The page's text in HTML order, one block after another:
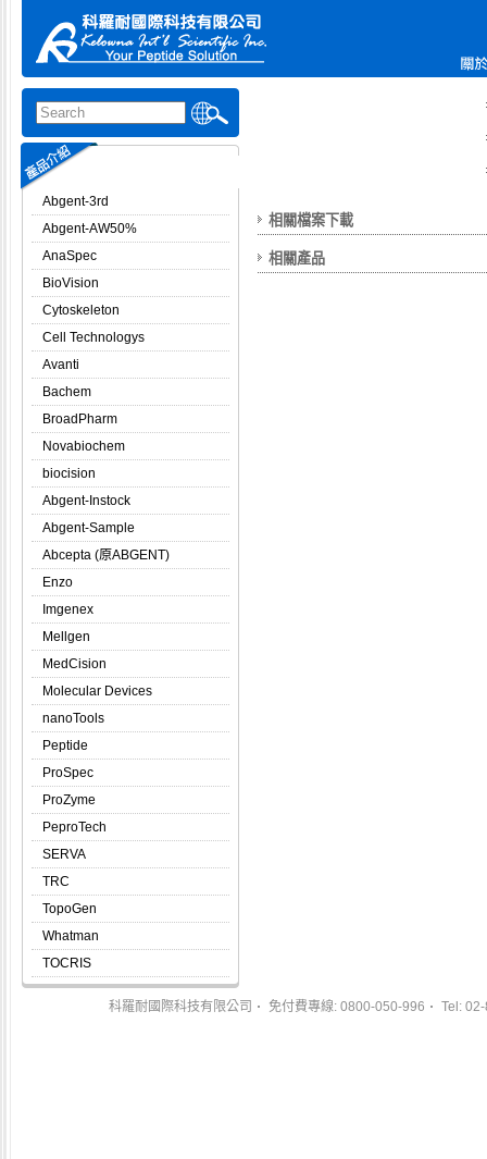
Abgent-3rd
Abgent-AW50%
AnaSpec
BioVision
Cytoskeleton
Cell Technologys
Avanti
Bachem
BroadPharm
Novabiochem
biocision
Abgent-Instock
Abgent-Sample
Abcepta (原ABGENT)
Enzo
Imgenex
Mellgen
MedCision
Molecular Devices
nanoTools
Peptide
ProSpec
ProZyme
PeproTech
SERVA
TRC
TopoGen
Whatman
TOCRIS
相關檔案下載
相關產品
科羅耐國際科技有限公司 免付費專線: 0800-050-996 Tel: